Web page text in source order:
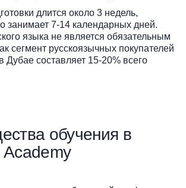
длится около 3 недель,
занимает 7-14 календарных дней.
языка не является обязательным
сегмент русскоязычных покупателей
Дубае составляет 15-20% всего
обучения в